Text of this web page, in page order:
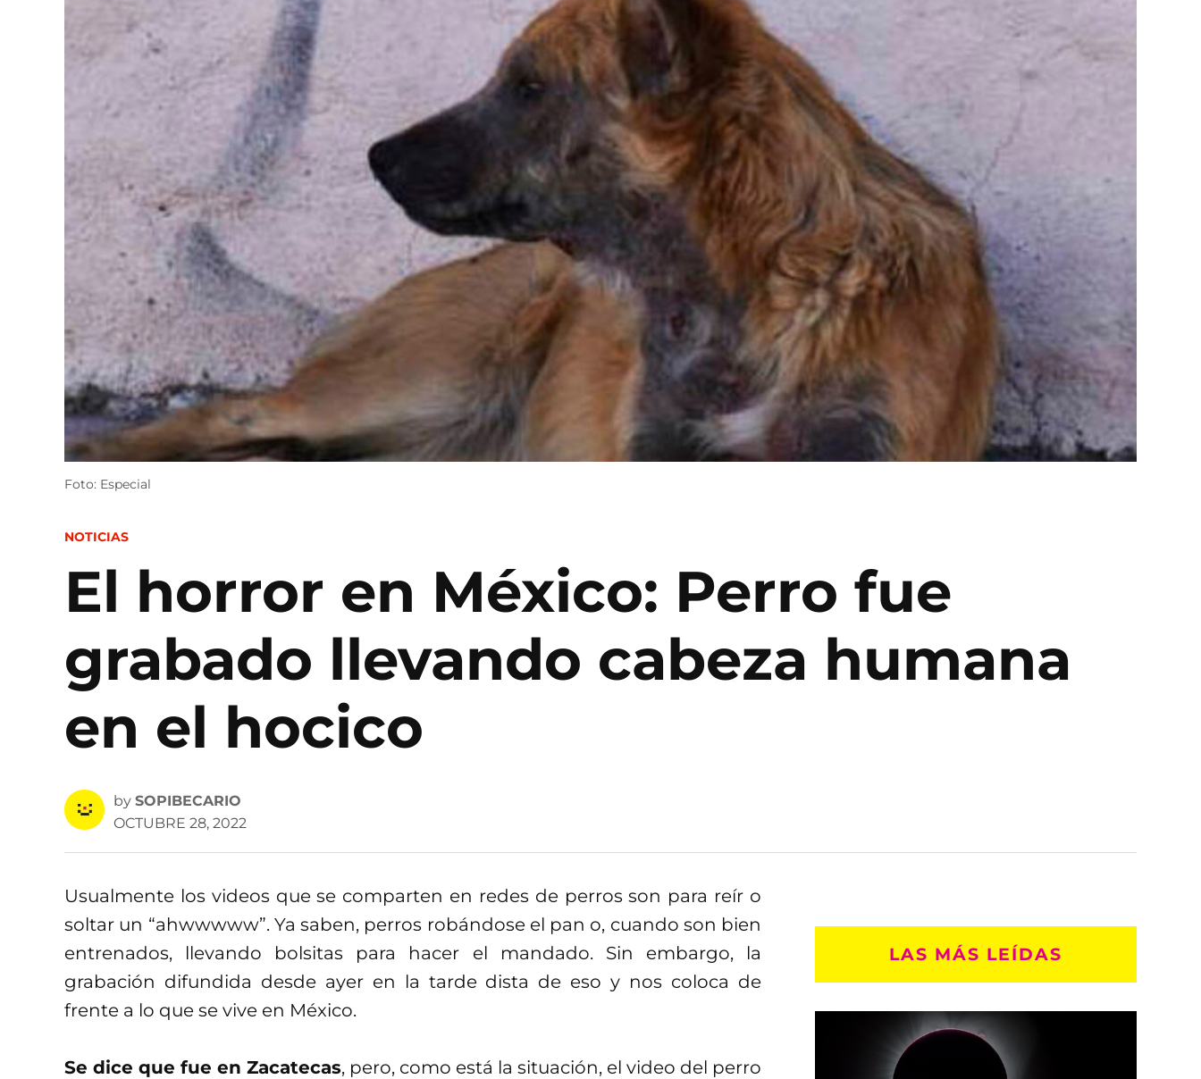
Foto: Especial
POSTED
NOTICIAS
El horror en México: Perro fue
grabado llevando cabeza humana
en el hocico
by SOPIBECARIO
OCTUBRE 28, 2022
Usualmente los videos que se comparten en redes de perros son para reír o
soltar un “ahwwwww”. Ya saben, perros robándose el pan o, cuando son bien
entrenados, llevando bolsitas para hacer el mandado. Sin embargo, la
grabación difundida desde ayer en la tarde dista de eso y nos coloca de
frente a lo que se vive en México.
Se dice que fue en Zacatecas, pero, como está la situación, el video del perro
LAS MÁS LEÍDAS